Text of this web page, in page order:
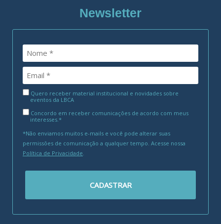
Newsletter
Quero receber material institucional e novidades sobre
eventos da LBCA
Concordo em receber comunicações de acordo com meus
interesses.*
*Não enviamos muitos e-mails e você pode alterar suas
permissões de comunicação a qualquer tempo. Acesse nossa
Política de Privacidade.
CADASTRAR